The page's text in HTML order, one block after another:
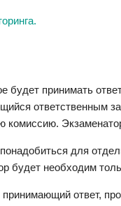
будет принимать
ответственным
комиссию.
для
будет необходим
ответ,